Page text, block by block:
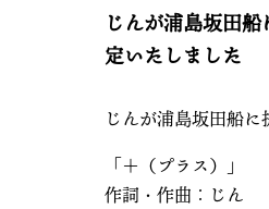
じんが浦島坂田
定いたしました
じんが浦島坂田船
「＋（プラス）」
作詞・作曲：じん